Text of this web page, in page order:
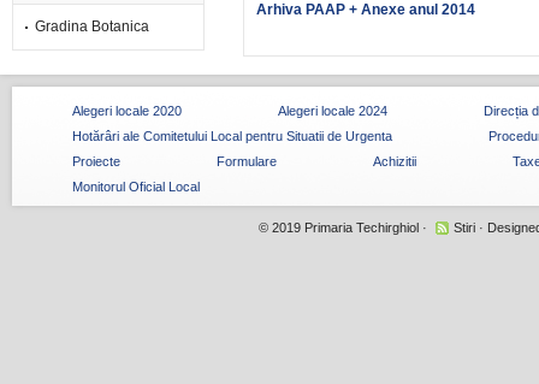
Gradina Botanica
Arhiva PAAP + Anexe anul 2014
Alegeri locale 2020 Alegeri locale 2024
Direcția
Hotărâri ale Comitetului Local pentru Situatii de Urgenta
Proiecte
Formulare Achizitii
Monitorul Oficial Local
© 2019 Primaria Techirghiol· Stiri·